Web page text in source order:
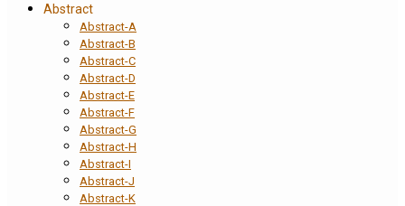
Abstract
Abstract-A
Abstract-B
Abstract-C
Abstract-D
Abstract-E
Abstract-F
Abstract-G
Abstract-H
Abstract-I
Abstract-J
Abstract-K